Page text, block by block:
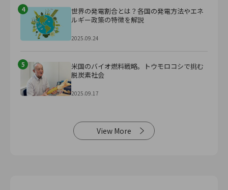
4
世界の発電割合とは？各国の発電方法やエネ
ルギー政策の特徴を解説
2025.09.24
5
米国のバイオ燃料戦略。トウモロコシで挑む
脱炭素社会
2025.09.17
View More